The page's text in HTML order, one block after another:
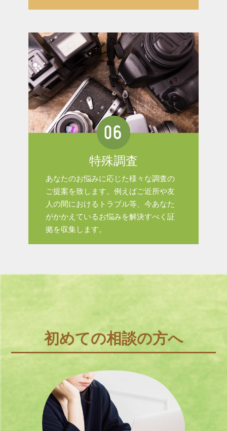
特殊調査
あなたのお悩みに応じた様々な調査の
ご提案を致します。例えばご近所や友
人の間におけるトラブル等、今あなた
がかかえているお悩みを解決すべく証
拠を収集します。
初めての相談の方へ